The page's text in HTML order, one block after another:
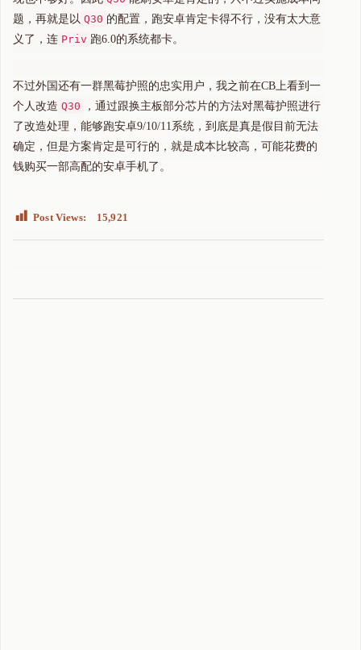
题，再就是以 Q30 的配置，跑安卓肯定卡得不行，没有太大意
义了，连 Priv 跑6.0的系统都卡。
不过外国还有一群黑莓护照的忠实用户，我之前在CB上看到一
个人改造 Q30
，通过跟换主板部分芯片的方法对黑莓护照进行
了改造处理，能够跑安卓9/10/11系统，到底是真是假目前无法
确定，但是方案肯定是可行的，就是成本比较高，可能花费的
钱购买一部高配的安卓手机了。
Post Views: 15,921